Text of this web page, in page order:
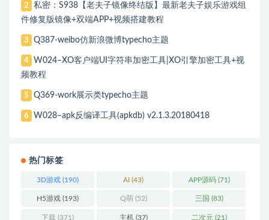
2
私密：S938【老夫子镜像终结版】最新老夫子娱乐游戏组
件修复版镜像+双端APP+视频搭建教程
3 Q387-weibo仿新浪微博typecho主题
4
W024–XO客户端UI字符串加密工具|XO引擎加密工具+视
频教程
5 Q369-work展示类typecho主题
6 W028–apk反编译工具(apkdb) v2.1.3.20180418
热门标签
3D游戏 (190) AI (43) APP源码(71)
H5游戏 (193) Q萌 (52) 三国 (83)
下载 (371) 主机(37) 二次元(21)